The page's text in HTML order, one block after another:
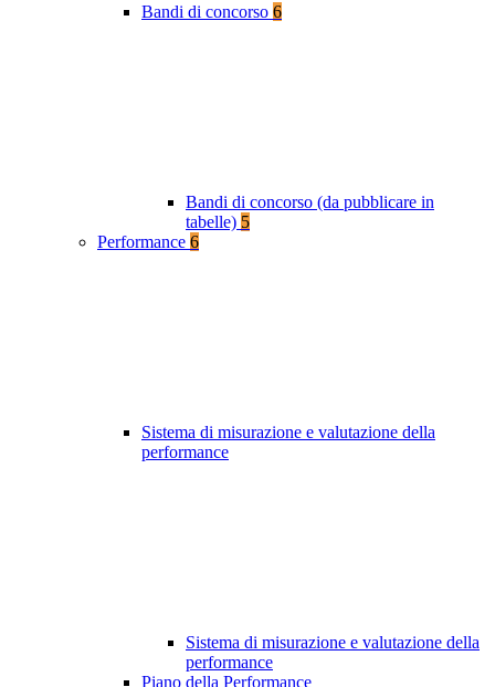
Bandi di concorso 6
Bandi di concorso (da pubblicare in
tabelle) 5
Performance 6
Sistema di misurazione e valutazione della
performance
Sistema di misurazione e valutazione della
performance
Piano della Performance